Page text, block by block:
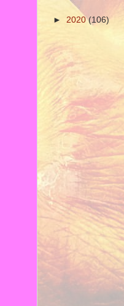
► 2020(106)